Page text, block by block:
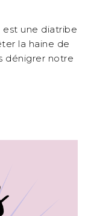
est une diatribe
la haine de
dénigrer notre